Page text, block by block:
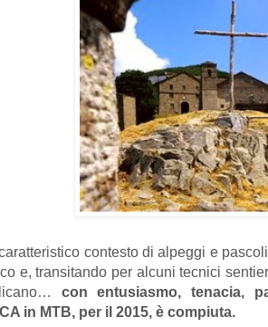
contesto di alpeggi e
e, transitando per alcuni tecnici
con entusiasmo, tenacia,
in MTB, per il 2015, è compiuta.